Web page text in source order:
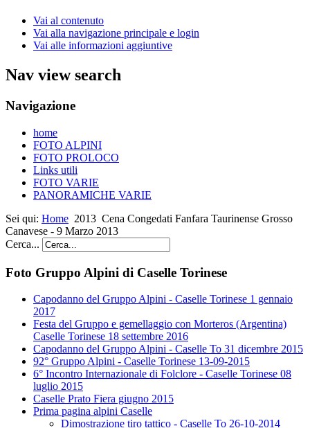
Vai al contenuto
Vai alla navigazione principale e login
Vai alle informazioni aggiuntive
Nav view search
Navigazione
home
FOTO ALPINI
FOTO PROLOCO
Links utili
FOTO VARIE
PANORAMICHE VARIE
Sei qui: Home 2013 Cena Congedati Fanfara Taurinense Grosso
Canavese - 9 Marzo 2013
Cerca...
Foto Gruppo Alpini di Caselle Torinese
Capodanno del Gruppo Alpini - Caselle Torinese 1 gennaio
2017
Festa del Gruppo e gemellaggio con Morteros (Argentina)
Caselle Torinese 18 settembre 2016
Capodanno del Gruppo Alpini - Caselle To 31 dicembre 2015
92° Gruppo Alpini - Caselle Torinese 13-09-2015
6° Incontro Internazionale di Folclore - Caselle Torinese 08
luglio 2015
Caselle Prato Fiera giugno 2015
Prima pagina alpini Caselle
Dimostrazione tiro tattico - Caselle To 26-10-2014